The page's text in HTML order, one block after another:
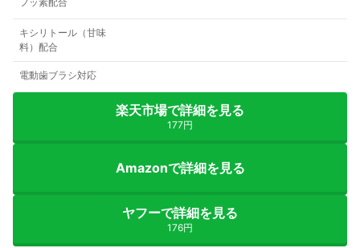
キシリトール（甘味
料）配合
電動歯ブラシ対応
楽天市場で詳細を見る
177円
Amazonで詳細を見る
ヤフーで詳細を見る
176円